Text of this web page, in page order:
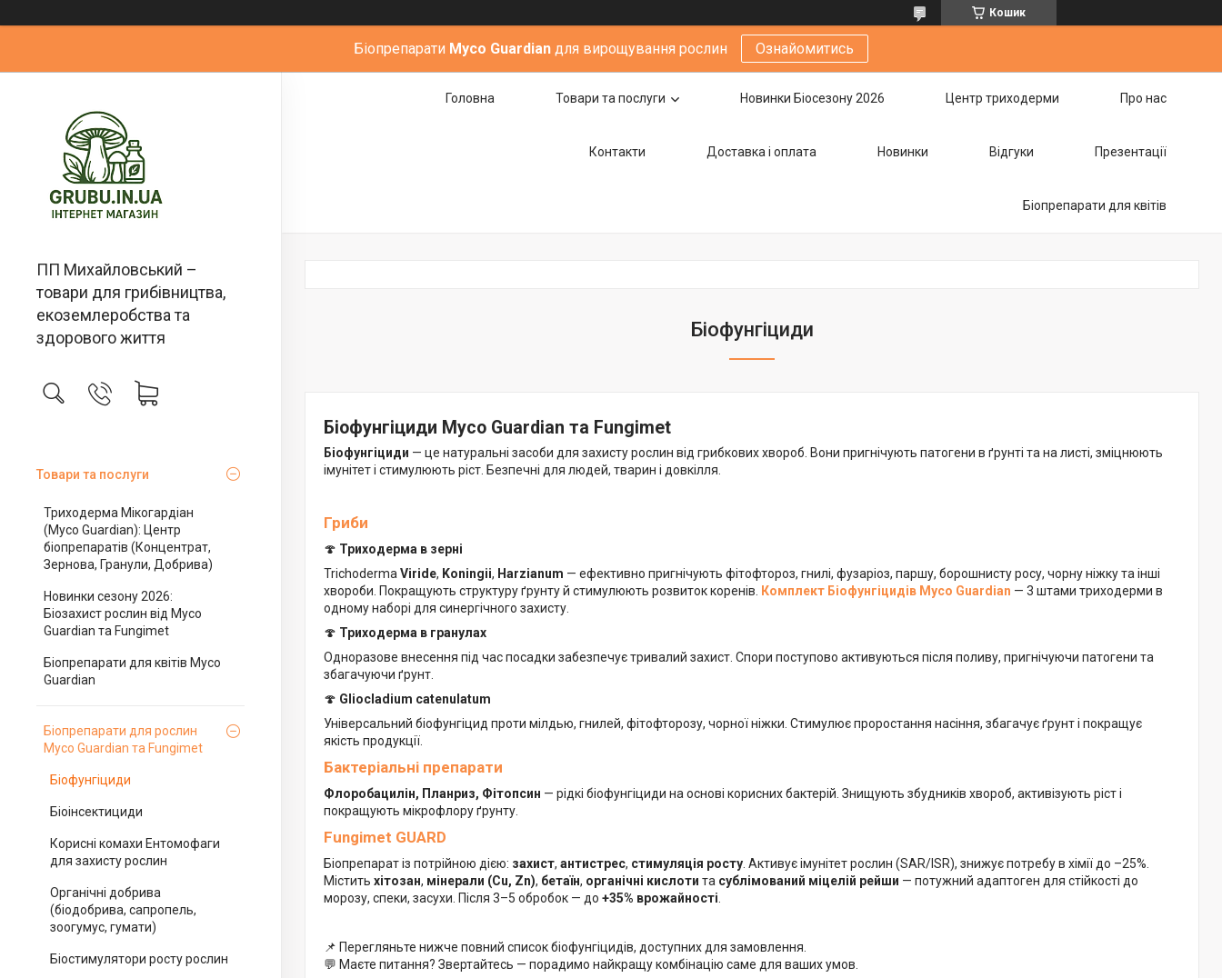
Кошик
Біопрепарати Мyco Guardian для вирощування рослин Ознайомитись
ПП Михайловський –
товари для грибівництва,
екоземлеробства та
здорового життя
Товари та послуги
Триходерма Мікогардіан
(Myco Guardian): Центр
біопрепаратів (Концентрат,
Зернова, Гранули, Добрива)
Новинки сезону 2026:
Біозахист рослин від Myco
Guardian та Fungimet
Біопрепарати для квітів Myco
Guardian
Біопрепарати для рослин
Myco Guardian та Fungimet
Біофунгіциди
Біоінсектициди
Корисні комахи Ентомофаги
для захисту рослин
Органічні добрива
(біодобрива, сапропель,
зоогумус, гумати)
Біостимулятори росту рослин
Головна Товари та послуги Новинки Біосезону 2026 Центр триходерми Про нас
Контакти Доставка i оплата Новинки Відгуки Презентації
Біопрепарати для квітів
Біофунгіциди
Біофунгіциди Myco Guardian та Fungimet
Біофунгіциди — це натуральні засоби для захисту рослин від грибкових хвороб. Вони пригнічують патогени в ґрунті та на листі, зміцнюють
імунітет і стимулюють ріст. Безпечні для людей, тварин і довкілля.
Гриби
🍄 Триходерма в зерні
Trichoderma Viride, Koningii, Harzianum — ефективно пригнічують фітофтороз, гнилі, фузаріоз, паршу, борошнисту росу, чорну ніжку та інші
хвороби. Покращують структуру ґрунту й стимулюють розвиток коренів.
Комплект Біофунгіцидів Myco Guardian — 3 штами триходерми в
одному наборі для синергічного захисту.
🍄 Триходерма в гранулах
Одноразове внесення під час посадки забезпечує тривалий захист. Спори поступово активуються після поливу, пригнічуючи патогени та
збагачуючи ґрунт.
🍄 Gliocladium catenulatum
Універсальний біофунгіцид проти мілдью, гнилей, фітофторозу, чорної ніжки. Стимулює проростання насіння, збагачує ґрунт і покращує
якість продукції.
Бактеріальні препарати
Флоробацилін, Планриз, Фітопсин — рідкі біофунгіциди на основі корисних бактерій. Знищують збудників хвороб, активізують ріст і
покращують мікрофлору ґрунту.
Fungimet GUARD
Біопрепарат із потрійною дією: захист, антистрес, стимуляція росту . Активує імунітет рослин (SAR/ISR), знижує потребу в хімії до –25%.
Містить хітозан, мінерали (Cu, Zn), бетаїн, органічні кислоти та сублімований міцелій рейши — потужний адаптоген для стійкості до
морозу, спеки, засухи. Після 3–5 обробок — до +35% врожайності
📌 Перегляньте нижче повний список біофунгіцидів, доступних для замовлення.
💬 Маєте питання? Звертайтесь — порадимо найкращу комбінацію саме для ваших умов.